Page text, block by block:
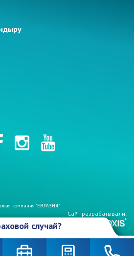
компания "ЕВРАЗИЯ"
Сайт разрабатывали:
случай?
полис АО «СК «Евразия». Мы